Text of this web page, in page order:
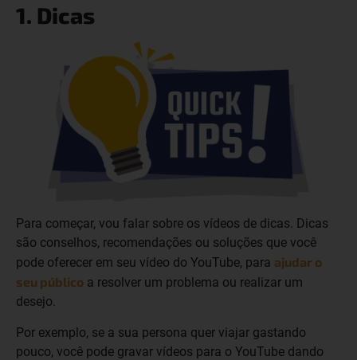
1. Dicas
Para começar, vou falar sobre os vídeos de dicas. Dicas
são conselhos, recomendações ou soluções que você
pode oferecer em seu vídeo do YouTube, para ajudar o
seu público a resolver um problema ou realizar um
desejo.
Por exemplo, se a sua persona quer viajar gastando
pouco, você pode gravar vídeos para o YouTube dando